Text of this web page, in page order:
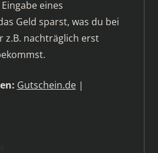
eines
Geld sparst, was du bei
z.B. nachträglich erst
Gutschein.de|